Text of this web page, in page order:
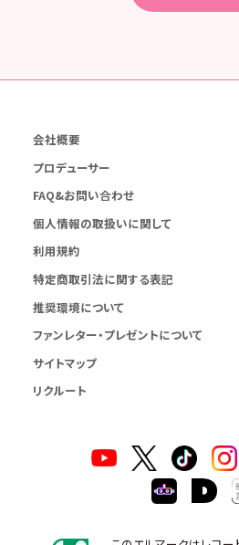
会社概要
プロデューサー
FAQ&お問い合わせ
個人情報の取扱いに関して
利用規約
特定商取引法に関する表記
推奨環境について
ファンレター・プレゼントについて
サイトマップ
リクルート